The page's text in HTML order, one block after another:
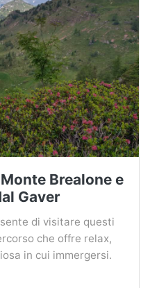
Brealone e
Gaver
di visitare questi
che offre relax,
in cui immergersi.